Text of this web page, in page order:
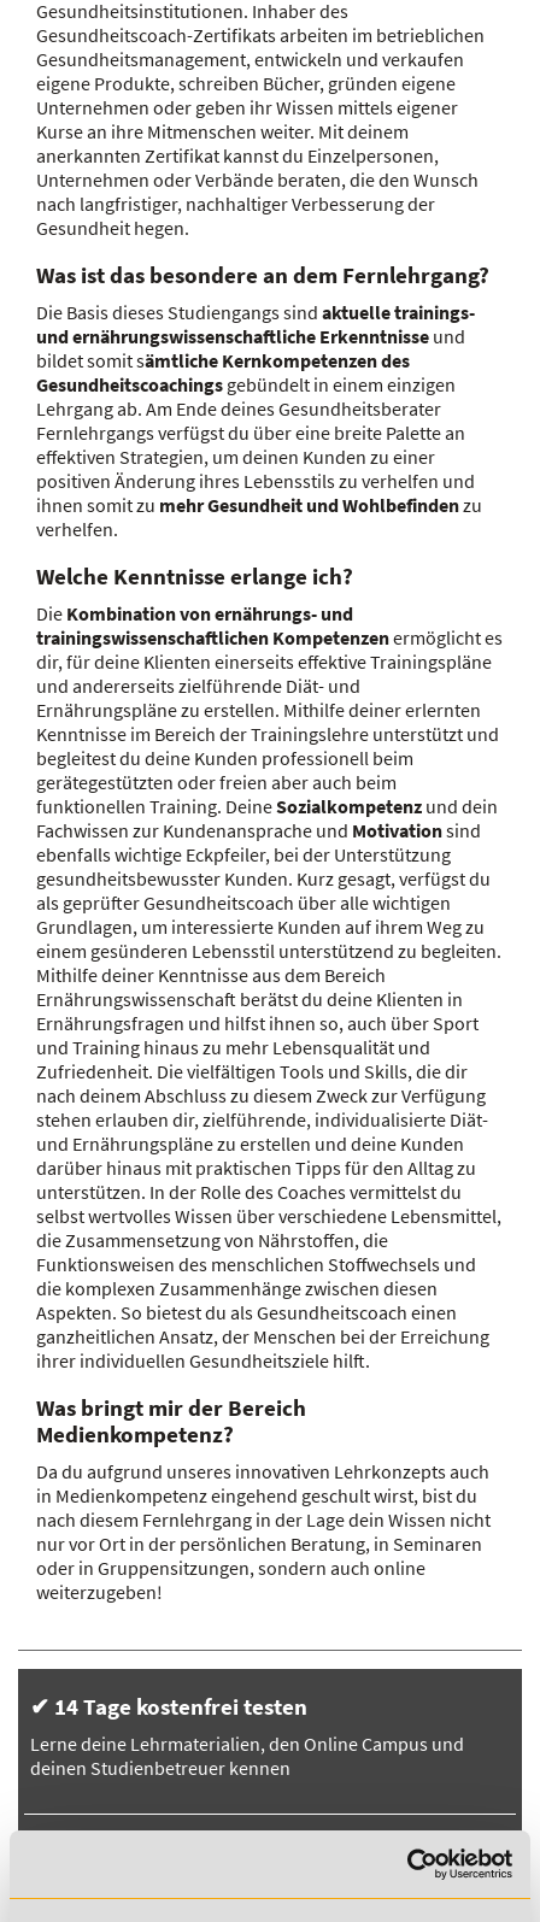
Gesundheitsinstitutionen. Inhaber des
Gesundheitscoach-Zertifikats arbeiten im betrieblichen
Gesundheitsmanagement, entwickeln und verkaufen
eigene Produkte, schreiben Bücher, gründen eigene
Unternehmen oder geben ihr Wissen mittels eigener
Kurse an ihre Mitmenschen weiter. Mit deinem
anerkannten Zertifikat kannst du Einzelpersonen,
Unternehmen oder Verbände beraten, die den Wunsch
nach langfristiger, nachhaltiger Verbesserung der
Gesundheit hegen.
Was ist das besondere an dem Fernlehrgang?
Die Basis dieses Studiengangs sind aktuelle trainings-
und ernährungswissenschaftliche Erkenntnisse und
bildet somit sämtliche Kernkompetenzen des
Gesundheitscoachings gebündelt in einem einzigen
Lehrgang ab. Am Ende deines Gesundheitsberater
Fernlehrgangs verfügst du über eine breite Palette an
effektiven Strategien, um deinen Kunden zu einer
positiven Änderung ihres Lebensstils zu verhelfen und
ihnen somit zu mehr Gesundheit und Wohlbefindenzu
verhelfen.
Welche Kenntnisse erlange ich?
Die Kombination von ernährungs- und
trainingswissenschaftlichen Kompetenzenermöglicht es
dir, für deine Klienten einerseits effektive Trainingspläne
und andererseits zielführende Diät- und
Ernährungspläne zu erstellen. Mithilfe deiner erlernten
Kenntnisse im Bereich der Trainingslehre unterstützt und
begleitest du deine Kunden professionell beim
gerätegestützten oder freien aber auch beim
funktionellen Training. DeineSozialkompetenz und dein
Fachwissen zur Kundenansprache und Motivationsind
ebenfalls wichtige Eckpfeiler, bei der Unterstützung
gesundheitsbewusster Kunden. Kurz gesagt, verfügst du
als geprüfter Gesundheitscoach über alle wichtigen
Grundlagen, um interessierte Kunden auf ihrem Weg zu
einem gesünderen Lebensstil unterstützend zu begleiten.
Mithilfe deiner Kenntnisse aus dem Bereich
Ernährungswissenschaft berätst du deine Klienten in
Ernährungsfragen und hilfst ihnen so, auch über Sport
und Training hinaus zu mehr Lebensqualität und
Zufriedenheit. Die vielfältigen Tools und Skills, die dir
nach deinem Abschluss zu diesem Zweck zur Verfügung
stehen erlauben dir, zielführende, individualisierte Diät-
und Ernährungspläne zu erstellen und deine Kunden
darüber hinaus mit praktischen Tipps für den Alltag zu
unterstützen. In der Rolle des Coaches vermittelst du
selbst wertvolles Wissen über verschiedene Lebensmittel,
die Zusammensetzung von Nährstoffen, die
Funktionsweisen des menschlichen Stoffwechsels und
die komplexen Zusammenhänge zwischen diesen
Aspekten. So bietest du als Gesundheitscoach einen
ganzheitlichen Ansatz, der Menschen bei der Erreichung
ihrer individuellen Gesundheitsziele hilft.
Was bringt mir der Bereich
Medienkompetenz?
Da du aufgrund unseres innovativen Lehrkonzepts auch
in Medienkompetenz eingehend geschult wirst, bist du
nach diesem Fernlehrgang in der Lage dein Wissen nicht
nur vor Ort in der persönlichen Beratung, in Seminaren
oder in Gruppensitzungen, sondern auch online
weiterzugeben!
✔ 14 Tage kostenfrei testen
Lerne deine Lehrmaterialien, den Online Campus und
deinen Studienbetreuer kennen
✔ Individuelles Lerntempo
Keine Mehrkosten bei Über- oder Unterschreiten der
Studiendauer